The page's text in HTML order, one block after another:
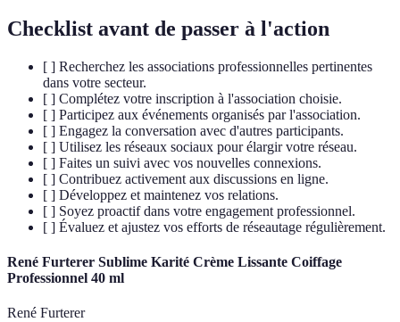
Checklist avant de passer à l'action
[ ] Recherchez les associations professionnelles pertinentes
dans votre secteur.
[ ] Complétez votre inscription à l'association choisie.
[ ] Participez aux événements organisés par l'association.
[ ] Engagez la conversation avec d'autres participants.
[ ] Utilisez les réseaux sociaux pour élargir votre réseau.
[ ] Faites un suivi avec vos nouvelles connexions.
[ ] Contribuez activement aux discussions en ligne.
[ ] Développez et maintenez vos relations.
[ ] Soyez proactif dans votre engagement professionnel.
[ ] Évaluez et ajustez vos efforts de réseautage régulièrement.
René Furterer Sublime Karité Crème Lissante Coiffage
Professionnel 40 ml
René Furterer